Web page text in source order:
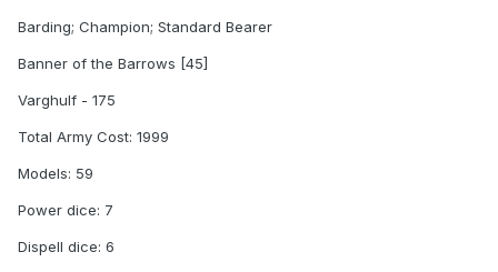
Barding; Champion; Standard Bearer
Banner of the Barrows [45]
Varghulf - 175
Total Army Cost: 1999
Models: 59
Power dice: 7
Dispell dice: 6